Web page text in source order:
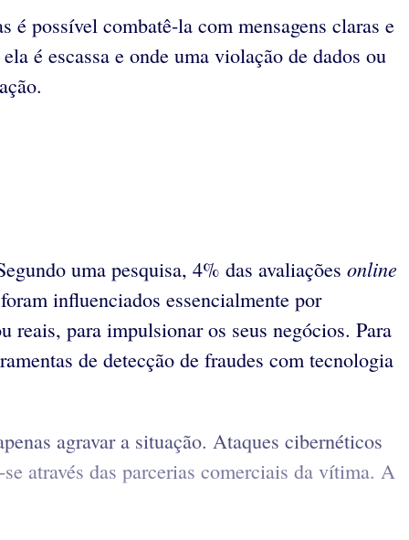
possível combatê-la com mensagens claras e
é escassa e onde uma violação de dados ou
uma pesquisa, 4% das avaliações online
influenciados essencialmente por
reais, para impulsionar os seus negócios. Para
de detecção de fraudes com tecnologia
agravar a situação. Ataques cibernéticos
através das parcerias comerciais da vítima. A